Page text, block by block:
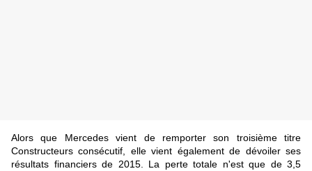
Alors que Mercedes vient de remporter son troisième titre
Constructeurs consécutif, elle vient également de dévoiler ses
résultats financiers de 2015. La perte totale n'est que de 3,5